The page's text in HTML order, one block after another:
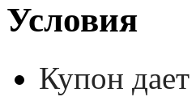
Условия
Купон